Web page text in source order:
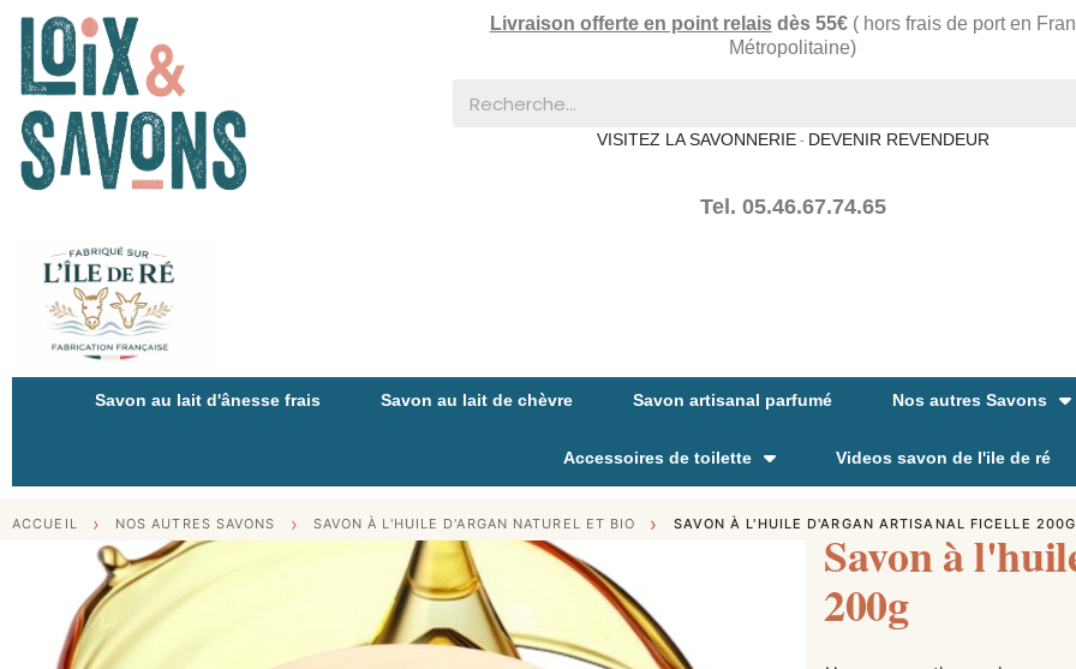
VISITEZ LA SAVONNERIE - DEVENIR REVENDEUR
Tel. 05.46.67.74.65
Livraison offerte en point relaisdès 55€( hors frais de port en
Métropolitaine)
Savon au lait d'ânesse frais Savon au lait de chèvre Savon artisanal parfumé Nos autres Savons
Accessoires de toilette Videos savon de l'ile de ré
ACCUEIL NOS AUTRES SAVONS SAVON À L'HUILE D'ARGAN NATUREL ET BIO SAVON À L'HUILE D'ARGAN ARTISANAL FICELLE 200G
Savon à
200g